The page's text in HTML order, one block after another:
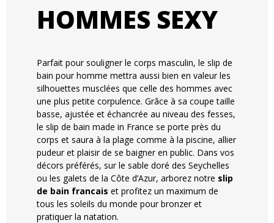
HOMMES SEXY
Parfait pour souligner le corps masculin, le slip de
bain pour homme mettra aussi bien en valeur les
silhouettes musclées que celle des hommes avec
une plus petite corpulence. Grâce à sa coupe taille
basse, ajustée et échancrée au niveau des fesses,
le slip de bain made in France se porte près du
corps et saura à la plage comme à la piscine, allier
pudeur et plaisir de se baigner en public. Dans vos
décors préférés, sur le sable doré des Seychelles
ou les galets de la Côte d’Azur, arborez notre slip
de bain francais et profitez un maximum de
tous les soleils du monde pour bronzer et
pratiquer la natation.